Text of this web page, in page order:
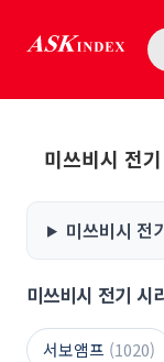
미쓰비시 전
미쓰비시 전
미쓰비시 전기 시
서보앰프 (1020)